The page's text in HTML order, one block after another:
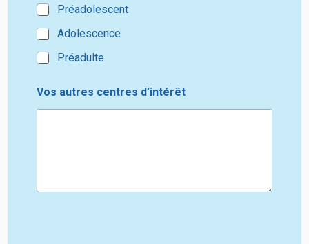
Préadolescent
Adolescence
Préadulte
Vos autres centres d’intérêt